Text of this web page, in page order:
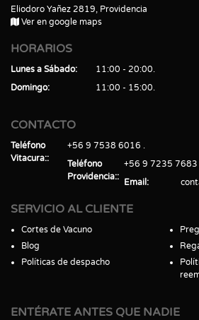
Eliodoro Yañez 2819, Providencia
Ver en google maps
HORARIOS
Lunes a Sábado
11:00 - 20:00
Domingo
11:00 - 15:00
CONTACTO
Teléfono
Vitacura:
+56 9 7538 6016
Teléfono
Providencia:
+56 9 7235 7683
Email
SERVICIO AL CLIENTE
Cortes de Vacuno
Blog
Políticas de despacho
ENTÉRATE ANTES QUE NADIE